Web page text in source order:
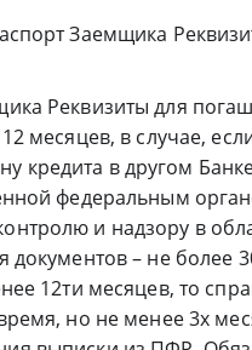
Заемщика
Реквизиты для
месяцев, в случае,
кредита в другом
федеральным
и надзору в
– не более
12ти месяцев, то
но не менее 3х